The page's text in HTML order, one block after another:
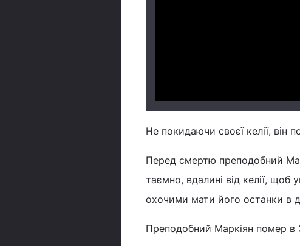
Не покидаючи своєї келії, він
Перед смертю преподобний
таємно, вдалині від келії, щоб
охочими мати його останки в
Преподобний Маркіян помер в